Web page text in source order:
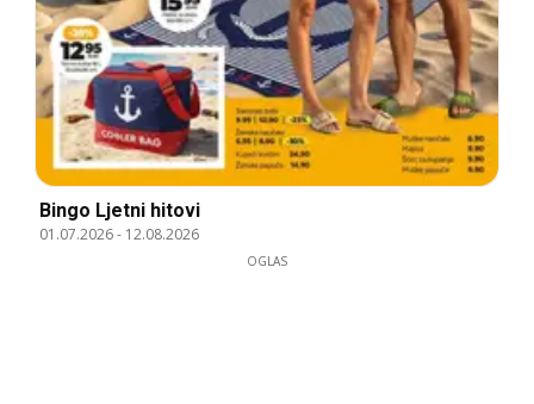
Bingo Ljetni hitovi
01.07.2026- 12.08.2026
OGLAS